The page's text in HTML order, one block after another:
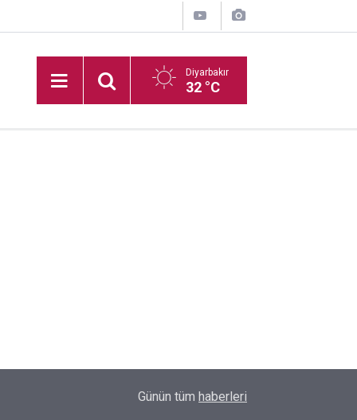
Diyarbakır
32 °C
Amedspor’dan süper lig öncesi önemli hamle:
Günün tüm haberleri